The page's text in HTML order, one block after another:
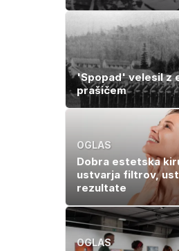
'Spopad' velesil z
prašičem
OGLAS
Dobra estetska
ustvarja filtrov,
rezultate
OGLAS